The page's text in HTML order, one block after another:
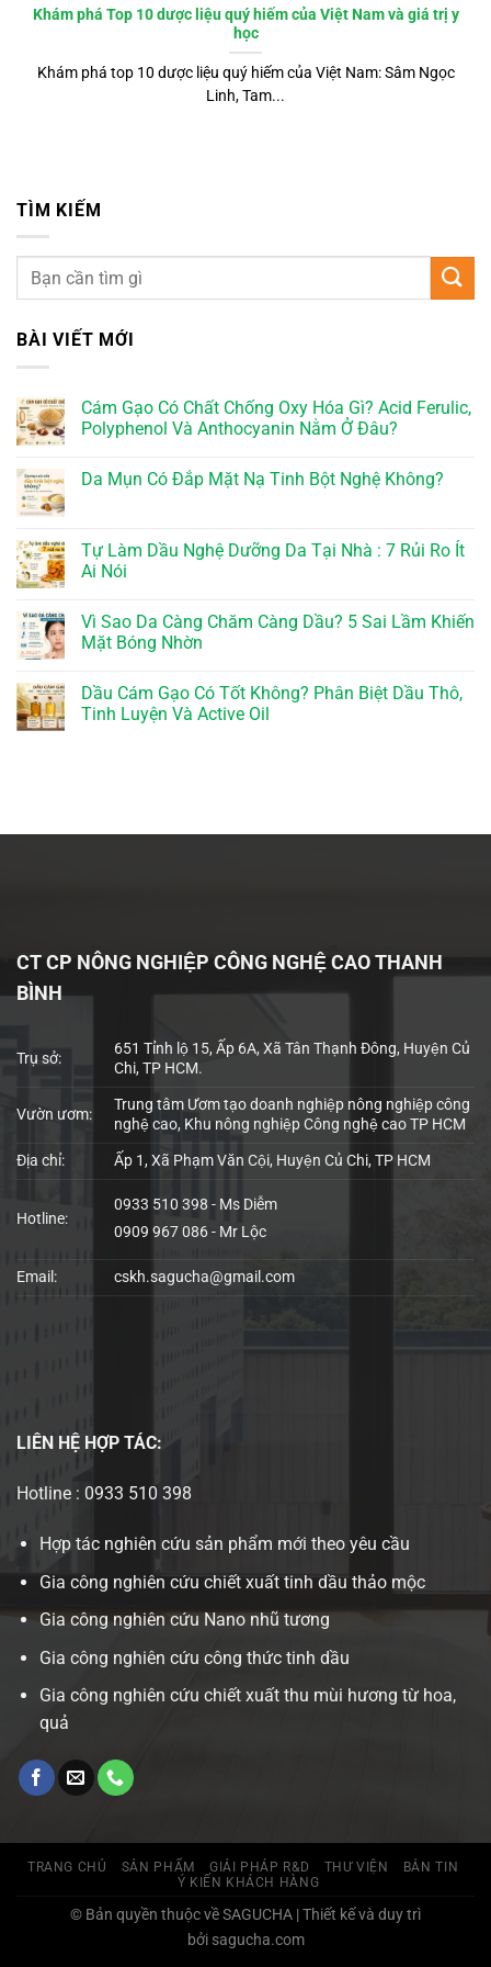
Khám phá Top 10 dược liệu quý hiếm của Việt Nam và giá trị y
học
Khám phá top 10 dược liệu quý hiếm của Việt Nam: Sâm Ngọc
Linh, Tam...
TÌM KIẾM
BÀI VIẾT MỚI
Cám Gạo Có Chất Chống Oxy Hóa Gì? Acid Ferulic,
Polyphenol Và Anthocyanin Nằm Ở Đâu?
Da Mụn Có Đắp Mặt Nạ Tinh Bột Nghệ Không?
Tự Làm Dầu Nghệ Dưỡng Da Tại Nhà : 7 Rủi Ro Ít
Ai Nói
Vì Sao Da Càng Chăm Càng Dầu? 5 Sai Lầm Khiến
Mặt Bóng Nhờn
Dầu Cám Gạo Có Tốt Không? Phân Biệt Dầu Thô,
Tinh Luyện Và Active Oil
CT CP NÔNG NGHIỆP CÔNG NGHỆ CAO THANH
BÌNH
Trụ sở:
651 Tỉnh lộ 15, Ấp 6A, Xã Tân Thạnh Đông, Huyện Củ
Chi, TP HCM.
Vườn ươm:
Trung tâm Ươm tạo doanh nghiệp nông nghiệp công
nghệ cao, Khu nông nghiệp Công nghệ cao TP HCM
Địa chỉ: Ấp 1, Xã Phạm Văn Cội, Huyện Củ Chi, TP HCM
Hotline:
0933 510 398 - Ms Diễm
0909 967 086 - Mr Lộc
Email: cskh.sagucha@gmail.com
LIÊN HỆ HỢP TÁC:
Hotline : 0933 510 398
Hợp tác nghiên cứu sản phẩm mới theo yêu cầu
Gia công nghiên cứu chiết xuất tinh dầu thảo mộc
Gia công nghiên cứu Nano nhũ tương
Gia công nghiên cứu công thức tinh dầu
Gia công nghiên cứu chiết xuất thu mùi hương từ hoa,
quả
TRANG CHỦ SẢN PHẨM GIẢI PHÁP R&D THƯ VIỆN
BẢN TIN
Ý KIẾN KHÁCH HÀNG
© Bản quyền thuộc về SAGUCHA | Thiết kế và duy trì
bởi sagucha.com